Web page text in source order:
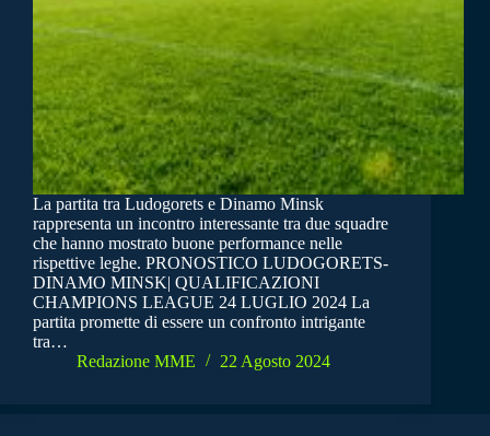
La partita tra Ludogorets e Dinamo Minsk
rappresenta un incontro interessante tra due squadre
che hanno mostrato buone performance nelle
rispettive leghe. PRONOSTICO LUDOGORETS-
DINAMO MINSK| QUALIFICAZIONI
CHAMPIONS LEAGUE 24 LUGLIO 2024 La
partita promette di essere un confronto intrigante
tra…
Redazione MME
22 Agosto 2024